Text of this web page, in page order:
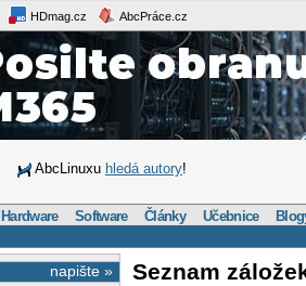
HDmag.cz AbcPráce.cz
AbcLinuxu hledá autory!
Hardware Software Články Učebnice
napište » Seznam